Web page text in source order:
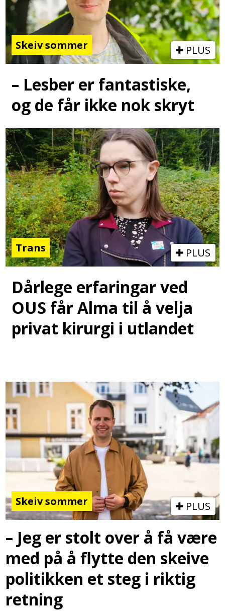
Skeiv sommer PLUS
– Lesber er fantastiske,
og de får ikke nok skryt
Trans PLUS
Dårlege erfaringar ved
OUS får Alma til å velja
privat kirurgi i utlandet
Skeiv sommer PLUS
– Jeg er stolt over å få være
med på å flytte den skeive
politikken et steg i riktig
retning